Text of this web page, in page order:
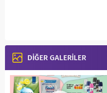
DİĞER GALERİLER